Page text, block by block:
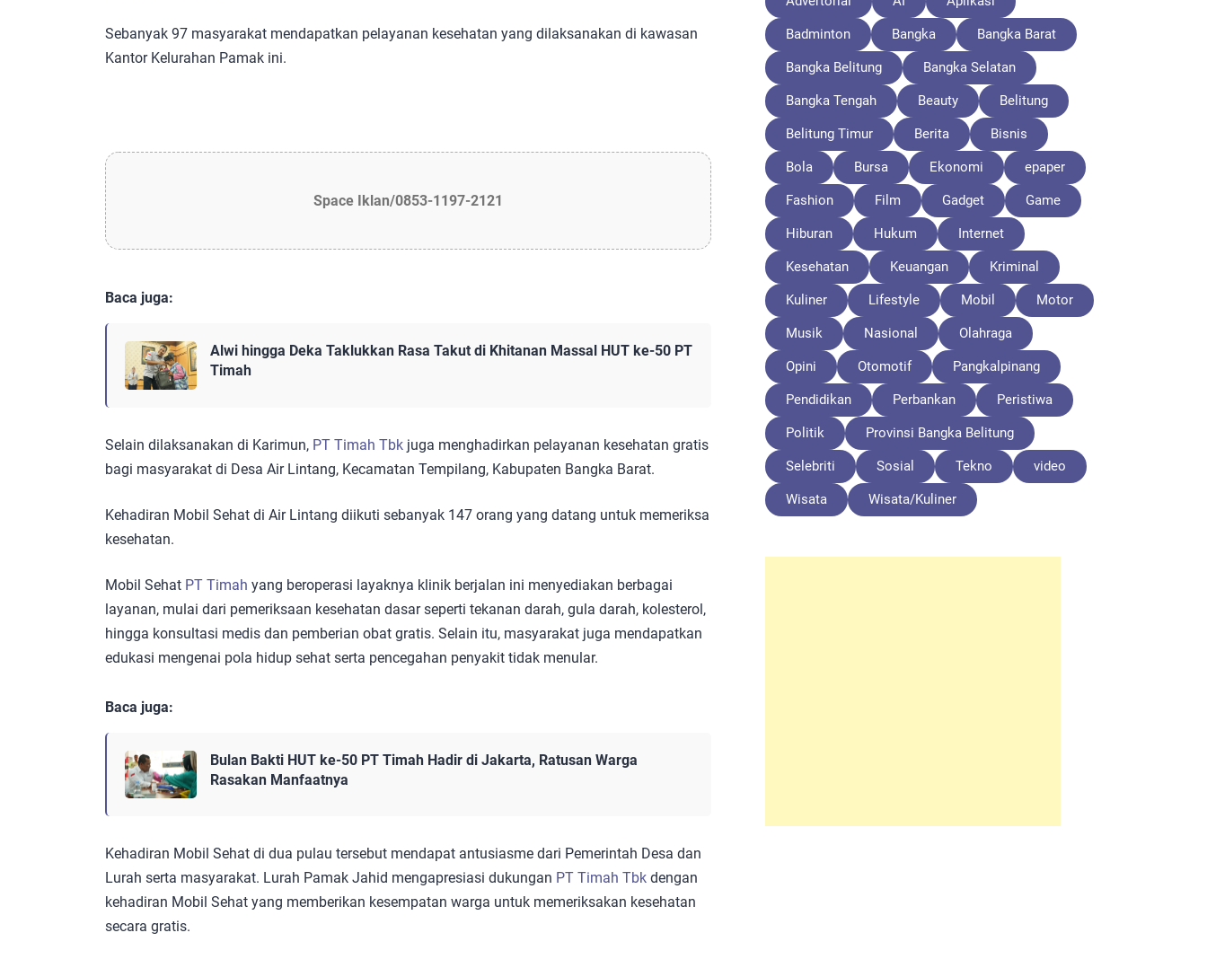
Sebanyak 97 masyarakat mendapatkan pelayanan kesehatan yang dilaksanakan di kawasan
Kantor Kelurahan Pamak ini.
Space Iklan/0853-1197-2121
Baca juga:
Alwi hingga Deka Taklukkan Rasa Takut di Khitanan Massal HUT ke-50 PT
Timah
Selain dilaksanakan di Karimun, PT Timah Tbk juga menghadirkan pelayanan kesehatan gratis
bagi masyarakat di Desa Air Lintang, Kecamatan Tempilang, Kabupaten Bangka Barat.
Kehadiran Mobil Sehat di Air Lintang diikuti sebanyak 147 orang yang datang untuk memeriksa
kesehatan.
Mobil Sehat PT Timah yang beroperasi layaknya klinik berjalan ini menyediakan berbagai
layanan, mulai dari pemeriksaan kesehatan dasar seperti tekanan darah, gula darah, kolesterol,
hingga konsultasi medis dan pemberian obat gratis. Selain itu, masyarakat juga mendapatkan
edukasi mengenai pola hidup sehat serta pencegahan penyakit tidak menular.
Baca juga:
Bulan Bakti HUT ke-50 PT Timah Hadir di Jakarta, Ratusan Warga
Rasakan Manfaatnya
Kehadiran Mobil Sehat di dua pulau tersebut mendapat antusiasme dari Pemerintah Desa dan
Lurah serta masyarakat. Lurah Pamak Jahid mengapresiasi dukungan PT Timah Tbk dengan
kehadiran Mobil Sehat yang memberikan kesempatan warga untuk memeriksakan kesehatan
secara gratis.
Badminton Bangka Bangka Barat
Bangka Belitung Bangka Selatan
Bangka Tengah Beauty Belitung
Belitung Timur Berita Bisnis
Bola Bursa Ekonomi epaper
Fashion Film Gadget Game
Hiburan Hukum Internet
Kesehatan Keuangan Kriminal
Kuliner Lifestyle Mobil Motor
Musik Nasional Olahraga
Opini Otomotif Pangkalpinang
Pendidikan Perbankan Peristiwa
Politik Provinsi Bangka Belitung
Selebriti Sosial Tekno video
Wisata Wisata/Kuliner